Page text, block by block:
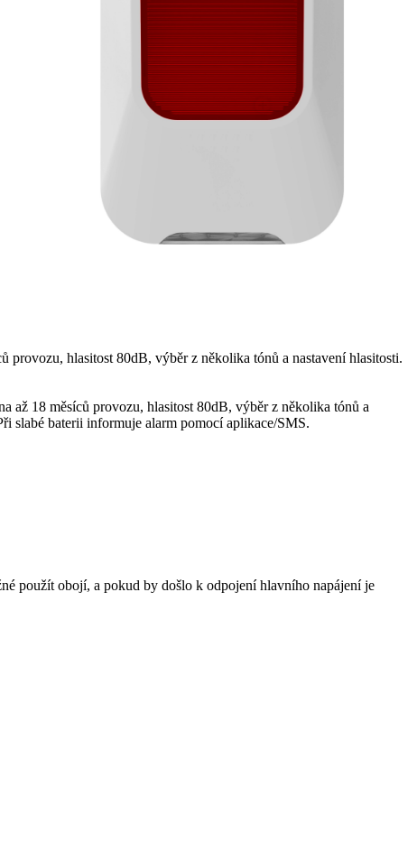
provozu, hlasitost 80dB, výběr z několika tónů a nastavení hlasitosti.
až 18 měsíců provozu, hlasitost 80dB, výběr z několika tónů a
slabé baterii informuje alarm pomocí aplikace/SMS.
použít obojí, a pokud by došlo k odpojení hlavního napájení je